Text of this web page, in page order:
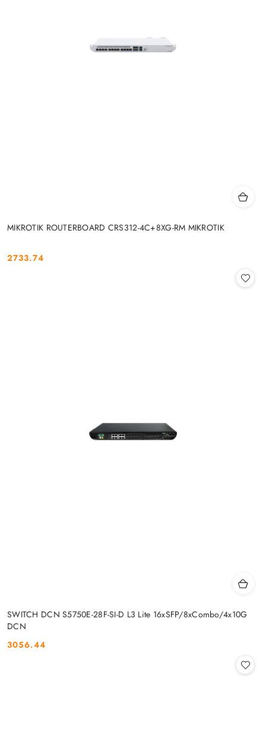
MIKROTIK ROUTERBOARD CRS312-4C+8XG-RM MIKROTIK
Cena:
2733.74
SWITCH DCN S5750E-28F-SI-D L3 Lite 16xSFP/8xCombo/4x10G
DCN
Cena:
3056.44